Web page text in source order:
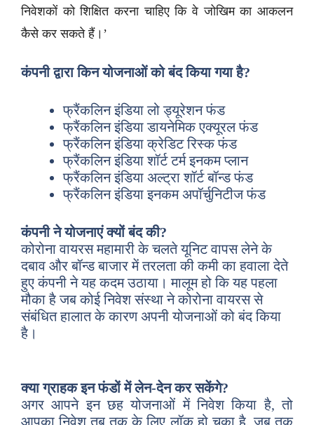
निवेशकों को शिक्षित करना चाहिए कि वे जोखिम का आकलन
कैसे कर सकते हैं।’
कंपनी द्वारा किन योजनाओं को बंद किया गया है?
फ्रैंकलिन इंडिया लो ड्यूरेशन फंड
फ्रैंकलिन इंडिया डायनेमिक एक्यूरल फंड
फ्रैंकलिन इंडिया क्रेडिट रिस्क फंड
फ्रैंकलिन इंडिया शॉर्ट टर्म इनकम प्लान
फ्रैंकलिन इंडिया अल्ट्रा शॉर्ट बॉन्ड फंड
फ्रैंकलिन इंडिया इनकम अपॉर्चुनिटीज फंड
कंपनी ने योजनाएं क्यों बंद की?
कोरोना वायरस महामारी के चलते यूनिट वापस लेने के
दबाव और बॉन्ड बाजार में तरलता की कमी का हवाला देते
हुए कंपनी ने यह कदम उठाया। मालूम हो कि यह पहला
मौका है जब कोई निवेश संस्था ने कोरोना वायरस से
संबंधित हालात के कारण अपनी योजनाओं को बंद किया
है।
क्या ग्राहक इन फंडों में लेन-देन कर सकेंगे?
अगर आपने इन छह योजनाओं में निवेश किया है, तो
आपका निवेश तब तक के लिए लॉक हो चुका है, जब तक